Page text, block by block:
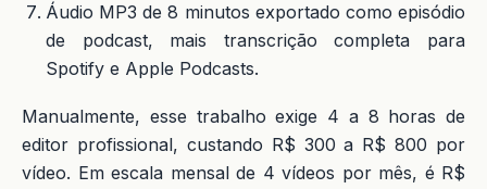
Áudio MP3 de 8 minutos exportado como episódio
de podcast, mais transcrição completa para
Spotify e Apple Podcasts.
Manualmente, esse trabalho exige 4 a 8 horas de
editor profissional, custando R$ 300 a R$ 800 por
vídeo. Em escala mensal de 4 vídeos por mês, é R$